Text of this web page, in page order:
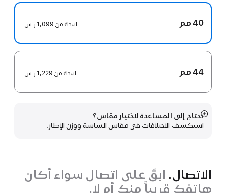
40 مم ابتداءً من 1,099 ر.س.‏
44 مم ابتداءً من 1,229 ر.س.‏
تحتاج إلى المساعدة لاختيار مقاس؟
استكشف الاختلافات في مقاس الشاشة ووزن الإطار.
عرض
المزيد
الاتصال. ابقَ على اتصال سواء أكان
هاتفك قريباً منك أم لا.